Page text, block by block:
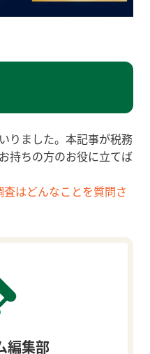
りました。本記事が税務
持ちの方のお役に立てば
はどんなことを質問さ
編集部